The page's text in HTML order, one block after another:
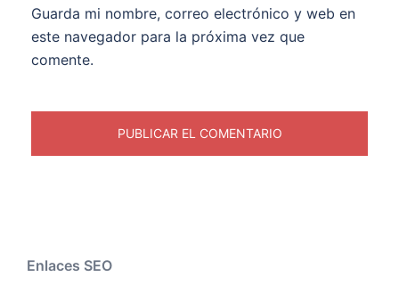
Guarda mi nombre, correo electrónico y web en
este navegador para la próxima vez que
comente.
Enlaces SEO